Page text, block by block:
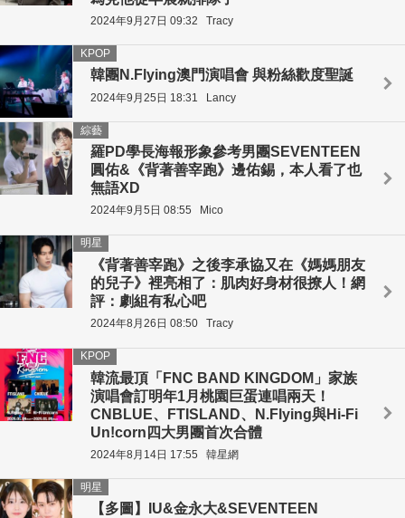
2024年9月27日 09:32 Tracy
韓團N.Flying澳門演唱會 與粉絲歡度聖誕
KPOP
2024年9月25日 18:31 Lancy
羅PD學長海報形象參考男團SEVENTEEN
圓佑&《背著善宰跑》邊佑錫，本人看了也
無語XD
綜藝
2024年9月5日 08:55 Mico
《背著善宰跑》之後李承協又在《媽媽朋友
的兒子》裡亮相了：肌肉好身材很撩人！網
評：劇組有私心吧
明星
2024年8月26日 08:50 Tracy
韓流最頂「FNC BAND KINGDOM」家族
演唱會訂明年1月桃園巨蛋連唱兩天！
CNBLUE、FTISLAND、N.Flying與Hi-Fi
Un!corn四大男團首次合體
KPOP
2024年8月14日 17:55 韓星網
【多圖】IU&金永大&SEVENTEEN
明星